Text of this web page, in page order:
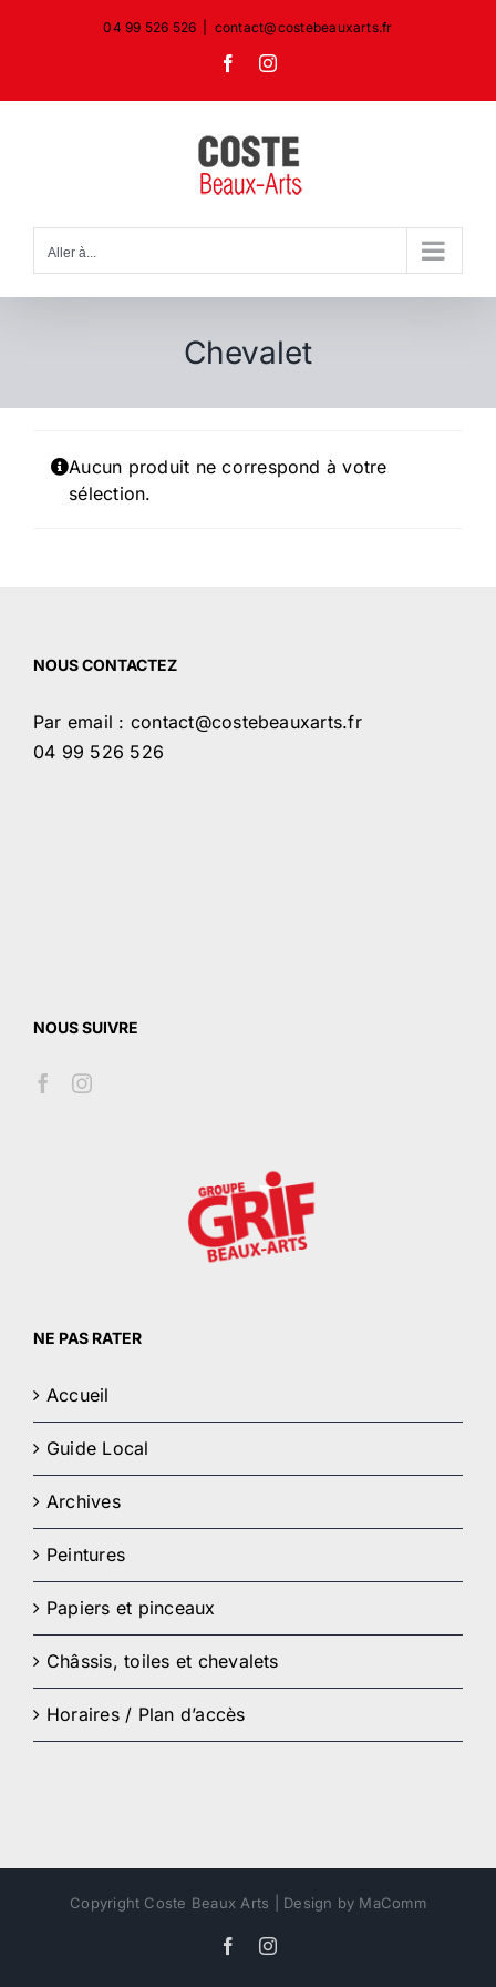
04 99 526 526 contact@costebeauxarts.fr
FacebookInstagram
Aller à...
Chevalet
Aucun produit ne correspond à votre
sélection.
NOUS CONTACTEZ
Par email : contact@costebeauxarts.fr
04 99 526 526
NOUS SUIVRE
NE PAS RATER
Accueil
Guide Local
Archives
Peintures
Papiers et pinceaux
Châssis, toiles et chevalets
Horaires / Plan d’accès
Copyright Coste Beaux Arts | Design by MaComm
FacebookInstagram